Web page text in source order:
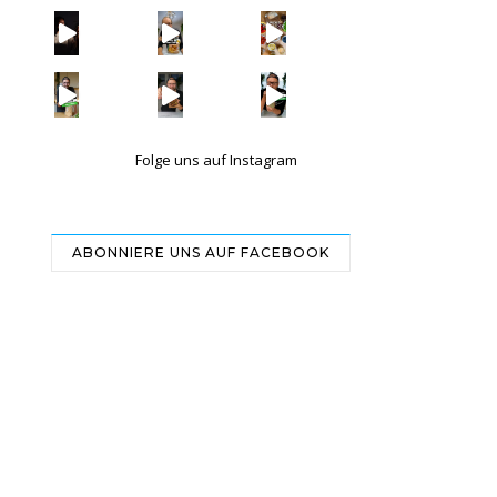
| Werbung Wi
| Rezept
| W
Folge uns auf Instagram
ABONNIERE UNS AUF FACEBOOK